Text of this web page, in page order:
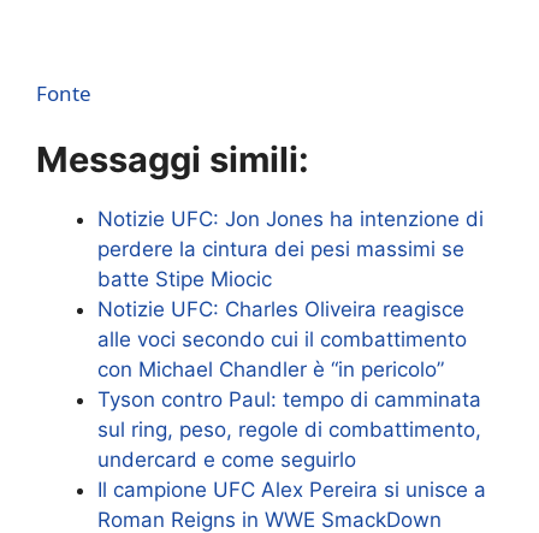
Fonte
Messaggi simili:
Notizie UFC: Jon Jones ha intenzione di
perdere la cintura dei pesi massimi se
batte Stipe Miocic
Notizie UFC: Charles Oliveira reagisce
alle voci secondo cui il combattimento
con Michael Chandler è “in pericolo”
Tyson contro Paul: tempo di camminata
sul ring, peso, regole di combattimento,
undercard e come seguirlo
Il campione UFC Alex Pereira si unisce a
Roman Reigns in WWE SmackDown